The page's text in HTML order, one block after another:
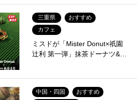
三重県
おすすめ
カフェ
ミスドが「Mister Donut×祇園
辻利 第一弾」抹茶ドーナツ&…
中国・四国
おすすめ